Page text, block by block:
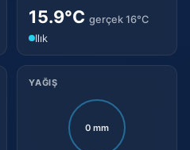
15.9°C gerçek 16°C
Ilık
YAĞIŞ
0 mm